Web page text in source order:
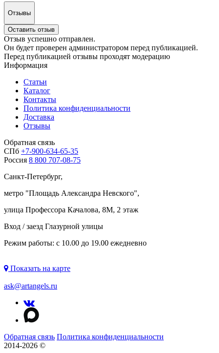
Отзывы
Оставить отзыв
Отзыв успешно отправлен.
Он будет проверен администратором перед публикацией.
Перед публикацией отзывы проходят модерацию
Информация
Статьи
Каталог
Контакты
Политика конфиденциальности
Доставка
Отзывы
Обратная связь
СПб +7-900-634-65-35
Россия 8 800 707-08-75
Санкт-Петербург,
метро "Площадь Александра Невского",
улица Профессора Качалова, 8М, 2 этаж
Вход / заезд Глазурной улицы
Режим работы: с 10.00 до 19.00 ежедневно
Показать на карте
ask@artangels.ru
Обратная связь Политика конфиденциальности
2014-2026 ©